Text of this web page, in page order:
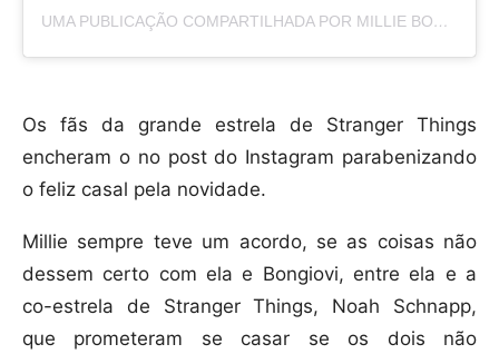
UMA PUBLICAÇÃO COMPARTILHADA POR MILLIE BOBBY BROWN (@MILLIEBOBBYBROWN)
Os fãs da grande estrela de Stranger Things
encheram o no post do Instagram parabenizando
o feliz casal pela novidade.
Millie sempre teve um acordo, se as coisas não
dessem certo com ela e Bongiovi, entre ela e a
co-estrela de Stranger Things, Noah Schnapp,
que prometeram se casar se os dois não